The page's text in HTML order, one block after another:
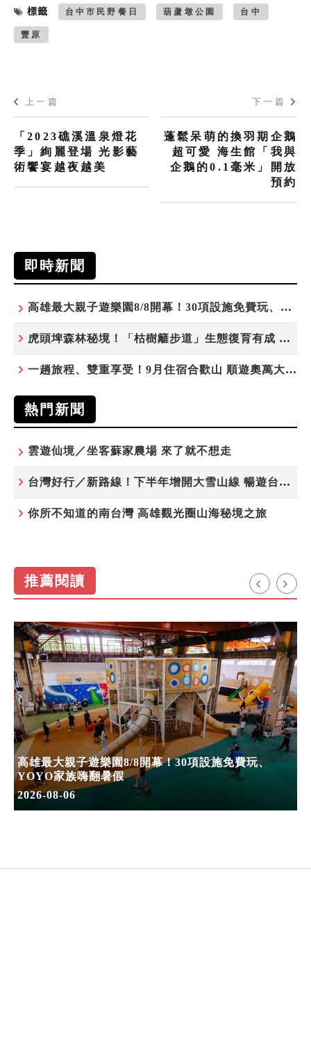
標籤 台中市民野餐日 葫蘆墩公園 台中
豐原
上一篇
「2023礁溪溫泉燈花
季」絢麗登場 光影藝
術饗宴越夜越美
下一篇
蓬鬆呆萌的換羽期企鵝
超可愛 海生館「我與
企鵝的0.1毫米」開放
預約
即時新聞
高雄最大親子遊樂園8/8開幕！30項設施免費玩、YOYO家族嗨翻暑假
虎頭埤森林秘境！「枯樹籬步道」生態復育有成 走進大自然生命教室
一趟旅程、雙重享受！9月住宿合歡山 順遊奧萬大10元優惠入園
熱門新聞
雲遊仙境／坐客蘇家農場 來了就不想走
台灣好行／新路線！下半年增開大雪山線 暢遊台中更便利
你所不知道的南台灣 高雄觀光圈山海秘境之旅
推薦閱讀
高雄最大親子遊樂園8/8開幕！30項設施免費玩、
YOYO家族嗨翻暑假
2026-08-06